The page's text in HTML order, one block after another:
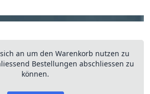
an um den Warenkorb nutzen zu
Bestellungen abschliessen zu
können.